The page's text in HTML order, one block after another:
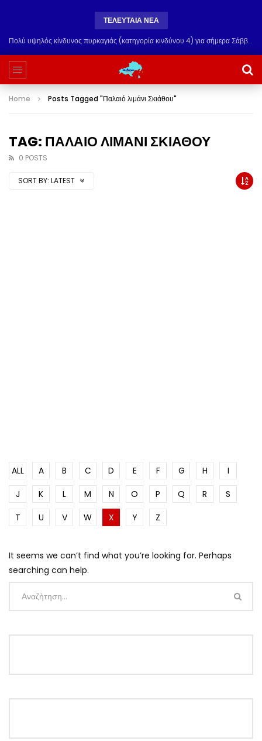
ΤΕΛΕΥΤΑΙΑ ΝΕΑ
Πολύ υψηλός κίνδυνος πυρκαγιάς (κατηγορία κινδύνου 4) για σήμερα Σάββατο 8 Αυγούστου
Home Posts Tagged "Παλαιό λιμάνι Σκιάθου"
TAG: ΠΑΛΑΙΟ ΛΙΜΑΝΙ ΣΚΙΑΘΟΥ
0 POSTS
SORT BY: LATEST
ALL A B C D E F G H
I
J
K L M N O P Q R
S
T
U V W X Y Z
It seems we can’t find what you’re looking for. Perhaps
searching can help.